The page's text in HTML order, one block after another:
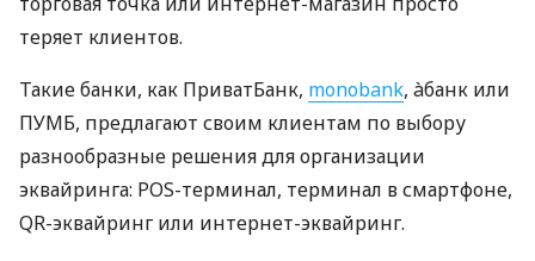
теряет клиентов.
Такие банки, как ПриватБанк, monobank, àбанк или
ПУМБ, предлагают своим клиентам по выбору
разнообразные решения для организации
эквайринга: POS-терминал, терминал в смартфоне,
QR-эквайринг или интернет-эквайринг.